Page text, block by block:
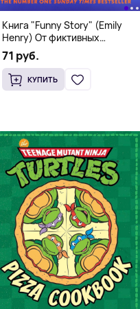
Книга "Funny Story" (Emily
Henry) От фиктивных
свиданий к реальной любви
71 руб.
КУПИТЬ